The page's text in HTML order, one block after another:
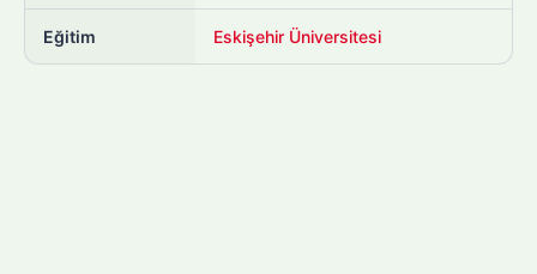
Eğitim Eskişehir Üniversitesi